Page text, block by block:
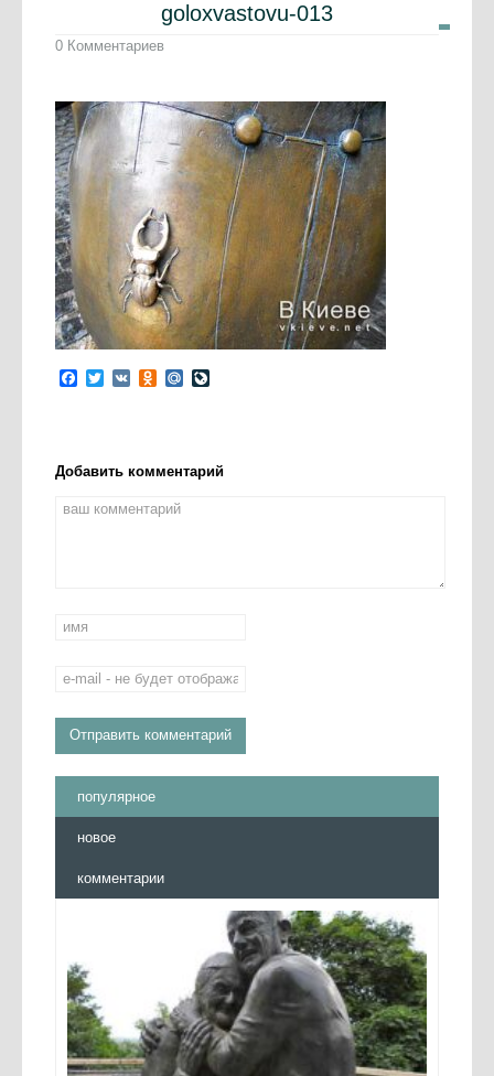
goloxvastovu-013
0 Комментариев
Facebook
Twitter
VK Odnoklassniki
Mail.Ru
Добавить комментарий
популярное
новое
комментарии